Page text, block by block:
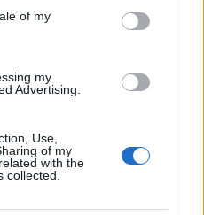
of my
my
Advertising.
Use,
of my
with the
collected.
hogy merre van
teve van-e nálunk, először
hogy ló
mi az a Hungary /
magyar, rögtön
már értik: ‘ál mádzsár’.
földön csupán